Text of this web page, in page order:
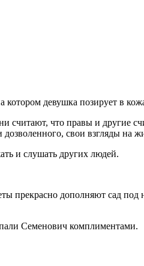
котором девушка позирует в
что правы и другие
свои взгляды на
и слушать других людей.
прекрасно дополняют сад
Семенович комплиментами.